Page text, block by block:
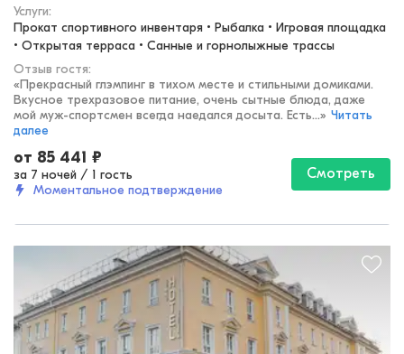
Услуги:
Прокат спортивного инвентаря • Рыбалка • Игровая площадка
• Открытая терраса • Санные и горнолыжные трассы
Отзыв гостя:
«Прекрасный глэмпинг в тихом месте и стильными домиками.
Вкусное трехразовое питание, очень сытные блюда, даже
мой муж-спортсмен всегда наедался досыта. Есть...» Читать
далее
от 85 441 ₽
за 7 ночей / 1 гость
Моментальное подтверждение
Смотреть